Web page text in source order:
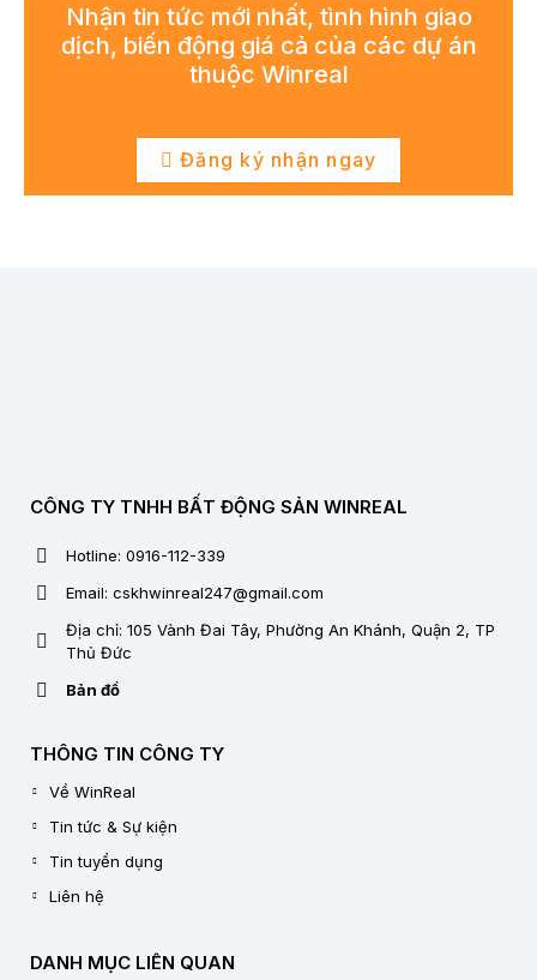
Nhận tin tức mới nhất, tình hình giao
dịch, biến động giá cả của các dự án
thuộc Winreal
Đăng ký nhận ngay
CÔNG TY TNHH BẤT ĐỘNG SẢN WINREAL
Hotline: 0916-112-339
Email: cskhwinreal247@gmail.com
Địa chỉ: 105 Vành Đai Tây, Phường An Khánh, Quận 2, TP
Thủ Đức
Bản đồ
THÔNG TIN CÔNG TY
Về WinReal
Tin tức & Sự kiện
Tin tuyển dụng
Liên hệ
DANH MỤC LIÊN QUAN